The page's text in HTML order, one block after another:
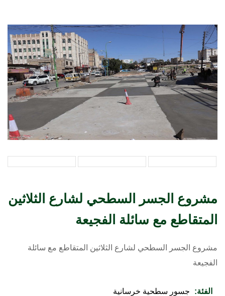
مشروع الجسر السطحي لشارع الثلاثين
المتقاطع مع سائلة الفجيعة
مشروع الجسر السطحي لشارع الثلاثين المتقاطع مع سائلة
الفجيعة
الفئة:
جسور سطحية خرسانية